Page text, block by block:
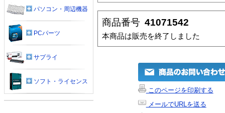
商品番号 41071542
本商品は販売を終了しました
このページを印刷する
メールでURLを送る
パソコン・周辺機器
PCパーツ
サプライ
ソフト・ライセンス